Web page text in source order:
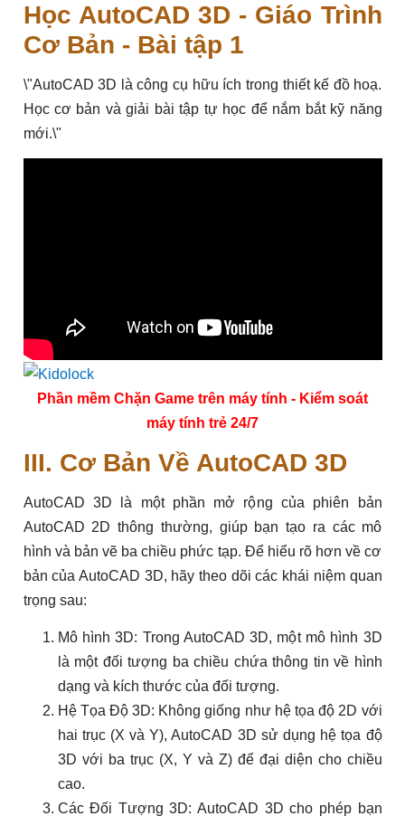
Học AutoCAD 3D - Giáo Trình
Cơ Bản - Bài tập 1
\"AutoCAD 3D là công cụ hữu ích trong thiết kế đồ hoạ.
Học cơ bản và giải bài tập tự học để nắm bắt kỹ năng
mới.\"
Phần mềm Chặn Game trên máy tính - Kiểm soát
máy tính trẻ 24/7
III. Cơ Bản Về AutoCAD 3D
AutoCAD 3D là một phần mở rộng của phiên bản
AutoCAD 2D thông thường, giúp bạn tạo ra các mô
hình và bản vẽ ba chiều phức tạp. Để hiểu rõ hơn về cơ
bản của AutoCAD 3D, hãy theo dõi các khái niệm quan
trọng sau:
Mô hình 3D: Trong AutoCAD 3D, một mô hình 3D
là một đối tượng ba chiều chứa thông tin về hình
dạng và kích thước của đối tượng.
Hệ Tọa Độ 3D: Không giống như hệ tọa độ 2D với
hai trục (X và Y), AutoCAD 3D sử dụng hệ tọa độ
3D với ba trục (X, Y và Z) để đại diện cho chiều
cao.
Các Đối Tượng 3D: AutoCAD 3D cho phép bạn